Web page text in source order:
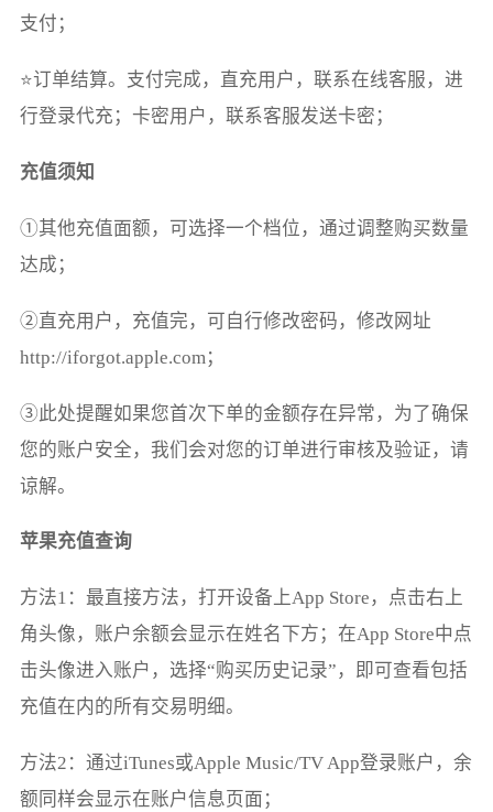
支付；
⭐订单结算。支付完成，直充用户，联系在线客服，进
行登录代充；卡密用户，联系客服发送卡密；
充值须知
①其他充值面额，可选择一个档位，通过调整购买数量
达成；
②直充用户，充值完，可自行修改密码，修改网址
http://iforgot.apple.com；
③此处提醒如果您首次下单的金额存在异常，为了确保
您的账户安全，我们会对您的订单进行审核及验证，请
谅解。
苹果充值查询
方法1：最直接方法，打开设备上App Store，点击右上
角头像，账户余额会显示在姓名下方；在App Store中点
击头像进入账户，选择“购买历史记录”，即可查看包括
充值在内的所有交易明细。
方法2：通过iTunes或Apple Music/TV App登录账户，余
额同样会显示在账户信息页面‌；